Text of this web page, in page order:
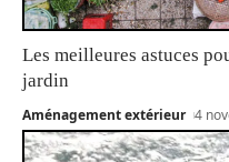
Les meilleures astuces
jardin
Aménagement extérieur 4